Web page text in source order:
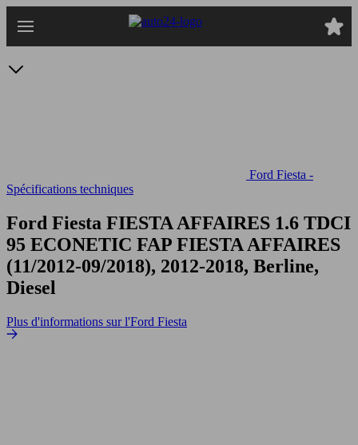
au
Ford Fiesta -
Spécifications techniques
Ford Fiesta FIESTA AFFAIRES 1.6 TDCI
95 ECONETIC FAP FIESTA AFFAIRES
(11/2012-09/2018), 2012-2018, Berline,
Diesel
Plus d'informations sur l'Ford Fiesta